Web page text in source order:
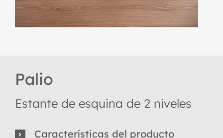
Palio
Estante de esquina de 2 niveles
Características del producto